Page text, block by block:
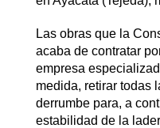
Las obras que la
acaba de contratar
empresa
medida, retirar todas
derrumbe para, a
estabilidad de la